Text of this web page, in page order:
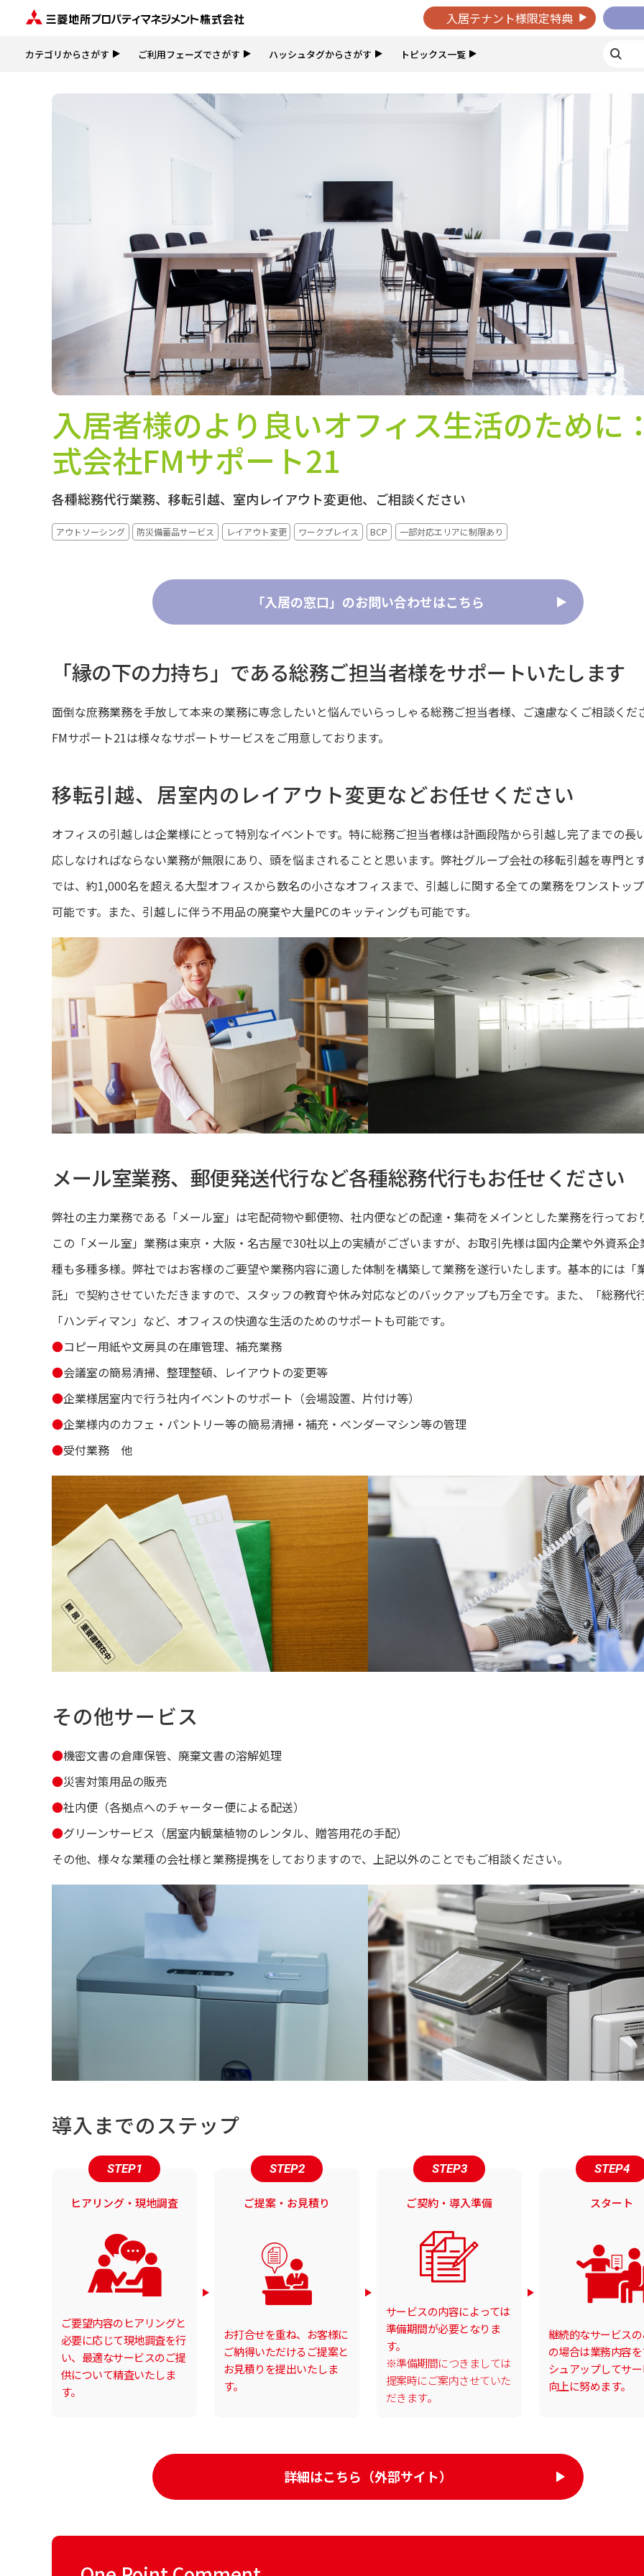
入居テナント様限定特典
カテゴリからさがす ご利用フェーズでさがす ハッシュタグからさがす トピックス一覧
入居者様のより良いオフィス生活のために
式会社FMサポート21
各種総務代行業務、移転引越、室内レイアウト変更他、ご相談ください
アウトソーシング 防災備蓄品サービス レイアウト変更 ワークプレイス BCP 一部対応エリアに制限あり
「入居の窓口」のお問い合わせはこちら
「縁の下の力持ち」である総務ご担当者様をサポートいたします
面倒な庶務業務を手放して本来の業務に専念したいと悩んでいらっしゃる総務ご担当者様、ご遠慮なくご相談くだ
FMサポート21は様々なサポートサービスをご用意しております。
移転引越、居室内のレイアウト変更などお任せください
オフィスの引越しは企業様にとって特別なイベントです。特に総務ご担当者様は計画段階から引越し完了までの長
応しなければならない業務が無限にあり、頭を悩まされることと思います。弊社グループ会社の移転引越を専門と
では、約1,000名を超える大型オフィスから数名の小さなオフィスまで、引越しに関する全ての業務をワンストッ
可能です。また、引越しに伴う不用品の廃棄や大量PCのキッティングも可能です。
メール室業務、郵便発送代行など各種総務代行もお任せください
弊社の主力業務である「メール室」は宅配荷物や郵便物、社内便などの配達・集荷をメインとした業務を行ってお
この「メール室」業務は東京・大阪・名古屋で30社以上の実績がございますが、お取引先様は国内企業や外資系企
種も多種多様。弊社ではお客様のご要望や業務内容に適した体制を構築して業務を遂行いたします。基本的には「
託」で契約させていただきますので、スタッフの教育や休み対応などのバックアップも万全です。また、「総務代
「ハンディマン」など、オフィスの快適な生活のためのサポートも可能です。
●コピー用紙や文房具の在庫管理、補充業務
●会議室の簡易清掃、整理整頓、レイアウトの変更等
●企業様居室内で行う社内イベントのサポート（会場設置、片付け等）
●企業様内のカフェ・パントリー等の簡易清掃・補充・ベンダーマシン等の管理
●受付業務 他
その他サービス
●機密文書の倉庫保管、廃棄文書の溶解処理
●災害対策用品の販売
●社内便（各拠点へのチャーター便による配送）
●グリーンサービス（居室内観葉植物のレンタル、贈答用花の手配）
その他、様々な業種の会社様と業務提携をしておりますので、上記以外のことでもご相談ください。
導入までのステップ
STEP1
ヒアリング・現地調査
ご要望内容のヒアリングと
必要に応じて現地調査を行
い、最適なサービスのご提
供について精査いたしま
す。
STEP2
ご提案・お見積り
お打合せを重ね、お客様に
ご納得いただけるご提案と
お見積りを提出いたしま
す。
STEP3
ご契約・導入準備
サービスの内容によっては
準備期間が必要となりま
す。
※準備期間につきましては
提案時にご案内させていた
だきます。
STEP4
スタート
継続的なサービス
の場合は業務内容
シュアップしてサ
向上に努めます。
詳細はこちら （外部サイト）